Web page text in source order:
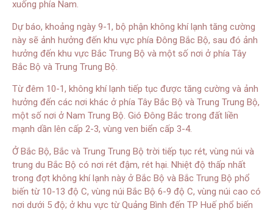
xuống phía Nam.
Dự báo, khoảng ngày 9-1, bộ phận không khí lạnh tăng cường
này sẽ ảnh hưởng đến khu vực phía Đông Bắc Bộ, sau đó ảnh
hưởng đến khu vực Bắc Trung Bộ và một số nơi ở phía Tây
Bắc Bộ và Trung Trung Bộ.
Từ đêm 10-1, không khí lạnh tiếp tục được tăng cường và ảnh
hưởng đến các nơi khác ở phía Tây Bắc Bộ và Trung Trung Bộ,
một số nơi ở Nam Trung Bộ. Gió Đông Bắc trong đất liền
mạnh dần lên cấp 2-3, vùng ven biển cấp 3-4.
Ở Bắc Bộ, Bắc và Trung Trung Bộ trời tiếp tục rét, vùng núi và
trung du Bắc Bộ có nơi rét đậm, rét hại. Nhiệt độ thấp nhất
trong đợt không khí lạnh này ở Bắc Bộ và Bắc Trung Bộ phổ
biến từ 10-13 độ C, vùng núi Bắc Bộ 6-9 độ C, vùng núi cao có
nơi dưới 5 độ; ở khu vực từ Quảng Bình đến TP Huế phổ biến